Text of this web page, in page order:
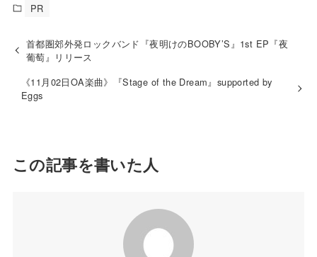
PR
首都圏郊外発ロックバンド『夜明けのBOOBY’S』1st EP『夜
葡萄』リリース
《11月02日OA楽曲》『Stage of the Dream』supported by
Eggs
この記事を書いた人